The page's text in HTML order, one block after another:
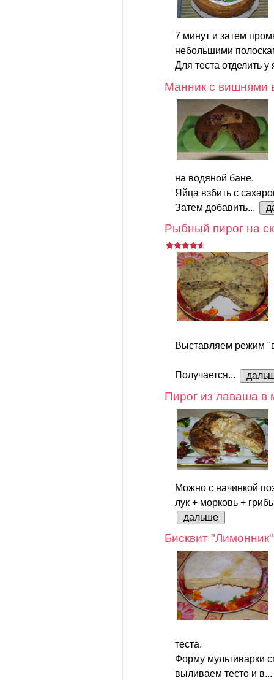
7 минут и затем
небольшими
Для теста отделить
Манник с вишнями
на водяной бане.
Яйца взбить с
Затем добавить...
Рыбный пирог на
Выставляем режим
Получается...
Пирог из лаваша в
Можно с начинкой
лук + морковь +
дальше
Бисквит
теста.
Форму мультиварки
выливаем тесто и в...